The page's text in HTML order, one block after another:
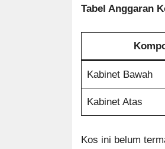
Tabel Anggaran
Kabinet Bawah
Kabinet Atas
Kos ini belum